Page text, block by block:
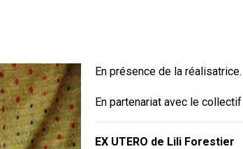
En présence de la réalisatrice.
En partenariat avec le
EX UTERO de Lili Forestier